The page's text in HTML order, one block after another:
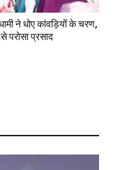
ने धोए कांवड़ियों के चरण,
परोसा प्रसाद